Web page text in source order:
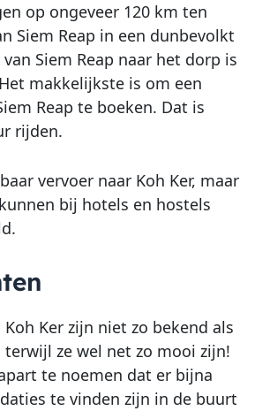
op ongeveer 120 km ten
Siem Reap in een dunbevolkt
Siem Reap naar het dorp is
makkelijkste is om een
Reap te boeken. Dat is
rijden.
vervoer naar Koh Ker, maar
kunnen bij hotels en hostels
Ker zijn niet zo bekend als
terwijl ze wel net zo mooi zijn!
te noemen dat er bijna
te vinden zijn in de buurt